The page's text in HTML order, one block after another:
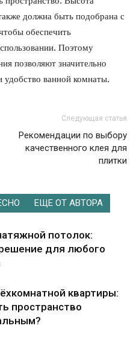
должна быть подобрана с
обеспечить
Поэтому
позволяют значительно
удобство ванной комнаты.
Следующая статья
Рекомендации по выбору
качественного клея для
плитки
ЕЩЕ ОТ АВТОРА
потолок:
для любого
квартиры:
пространство